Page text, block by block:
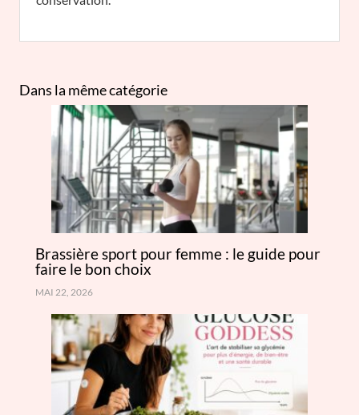
Dans la même catégorie
Brassière sport pour femme : le guide pour
faire le bon choix
MAI 22, 2026